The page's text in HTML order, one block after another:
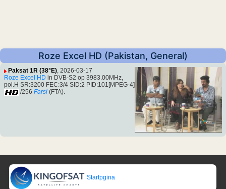
Roze Excel HD (Pakistan, General)
Paksat 1R (38°E), 2026-03-17
Roze Excel HD in DVB-S2 op 3983.00MHz,
pol.H SR:3200 FEC:3/4 SID:2 PID:101[MPEG-4]
/256 Farsi (FTA).
Startpgina